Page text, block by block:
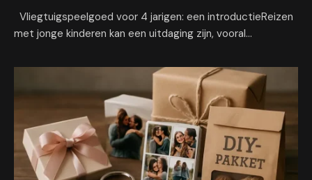
Vliegtuigspeelgoed voor 4 jarigen: een introductieReizen
met jonge kinderen kan een uitdaging zijn, vooral…